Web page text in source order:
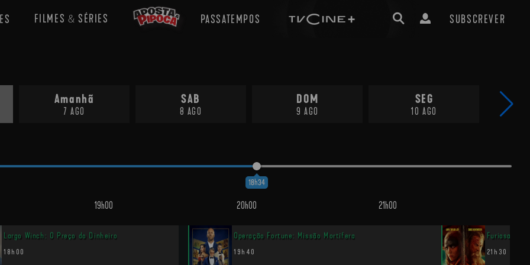
FILMES & SÉRIES PASSATEMPOS SUBSCREVER
Amanhã
7 AGO
SAB
8 AGO
DOM
9 AGO
SEG
10 AGO
18h34
19h00 20h00 21h00
Largo Winch: O Preço do Dinheiro
18h00
Operação Fortune: Missão Mortífera
19h40
Furiosa:
21h30